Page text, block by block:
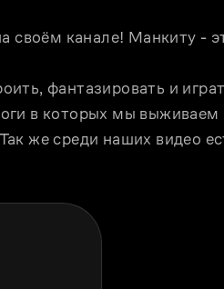
своём канале! Манкиту -
фантазировать и
в которых мы
же среди наших видео